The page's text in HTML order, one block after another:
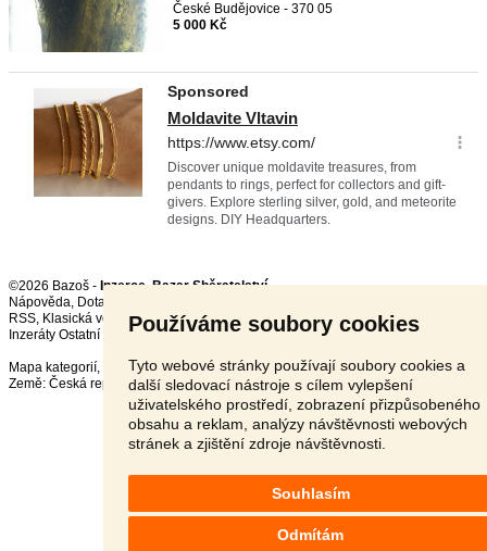
Používáme soubory cookies
Tyto webové stránky používají soubory cookies a
další sledovací nástroje s cílem vylepšení
uživatelského prostředí, zobrazení přizpůsobeného
obsahu a reklam, analýzy návštěvnosti webových
stránek a zjištění zdroje návštěvnosti.
Souhlasím
Odmítám
České Budějovice - 370 05
5 000 Kč
©2026 Bazoš - Inzerce, Bazar Sběratelství
Nápověda, Dotazy
RSS,
Inzeráty Ostatní celkem:150858 , za 24 hodin:3784
Mapa kategorií,
Nejvyhledávanější výrazy
Země: Česká republika,Slovensko,Polsko,Rakousko